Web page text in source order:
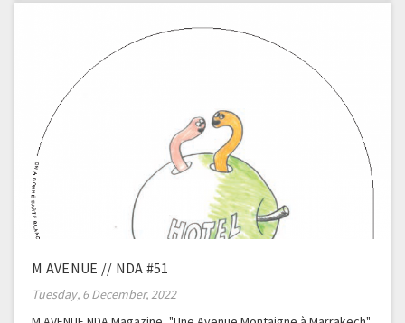
M AVENUE // NDA #51
Tuesday, 6 December, 2022